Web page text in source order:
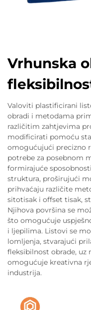
Vrhunska
Valoviti plastificirani
obradi i metodama
različitim zahtjevima
modificirati pomoću
omogućujući precizno
potrebe za posebnom
formirajuće
struktura, proširujući
prihvaćaju različite
sitotisak i offset tisak,
Njihova površina se
što omogućuje
i ljepilima. Listovi se
lomljenja, stvarajući
fleksibilnost obrade, uz
omogućuje kreativna
industrija.